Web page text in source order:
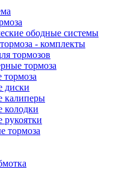
ободные системы
- комплекты
тормозов
тормоза
тормоза
диски
калиперы
колодки
рукоятки
тормоза